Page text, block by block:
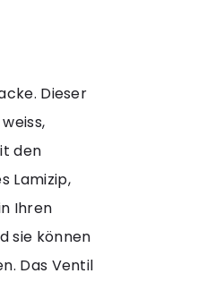
Dieser
den
Lamizip,
Ihren
sie können
Das Ventil